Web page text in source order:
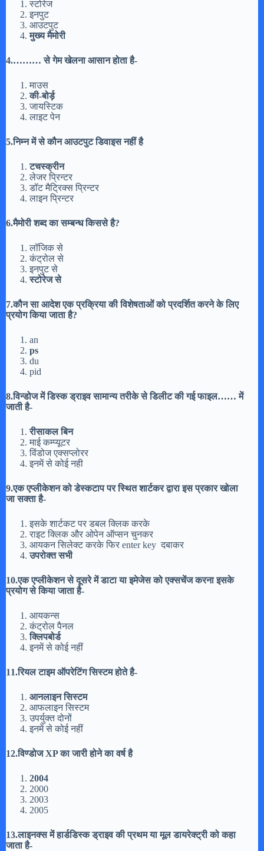
स्टोरेज
इनपुट
आउटपुट
मुख्य मैमोरी
4.……… से गेम खेलना आसान होता है-
माउस
की-बोर्ड़
जायस्टिक
लाइट पेन
5.निम्न में से कौन आउटपुट डिवाइस नहीं है
टचस्क्रीन
लेजर प्रिन्टर
डॉट मैट्रिक्स प्रिन्टर
लाइन प्रिन्टर
6.मैमोरी शब्द का सम्बन्ध किससे है?
लॉजिक से
कंट्रोल से
इनपुट से
स्टोरेज से
7.कौन सा आदेश एक प्रक्रिया की विशेषताओं को प्रदर्शित करने के लिए
प्रयोग किया जाता है?
an
ps
du
pid
8.विन्डोज में डिस्क ड्राइव सामान्य तरीके से डिलीट की गई फाइल…… में
जाती है-
रीसाकल बिन
माई कम्प्यूटर
विंडोज एक्सप्लोरर
इनमें से कोई नही
9.एक एप्लीकेशन को डेस्कटाप पर स्थित शार्टकर द्वारा इस प्रकार खोला
जा सक्ता है-
इसके शार्टकट पर डबल क्लिक करके
राइट क्लिक और ओपेन ऑप्सन चुनकर
आयकन सिलेक्ट करके फिर enter key दबाकर
उपरोक्त सभी
10.एक एप्लीकेशन से दूसरे में डाटा या इमेजेस को एक्सचेंज करना इसके
प्रयोग से किया जाता है-
आयकन्स
कंट्रोल पैनल
क्लिपबोर्ड
इनमें से कोई नहीं
11.रियल टाइम ऑपरेटिंग सिस्टम होते है-
आनलाइन सिस्टम
आफलाइन सिस्टम
उपर्युक्त दोनों
इनमें से कोई नहीं
12.विण्डोज XP का जारी होने का वर्ष है
2004
2000
2003
2005
13.लाइनक्स में हार्डडिस्क ड्राइव की प्रथम या मूल डायरेक्ट्री को कहा
जाता है-